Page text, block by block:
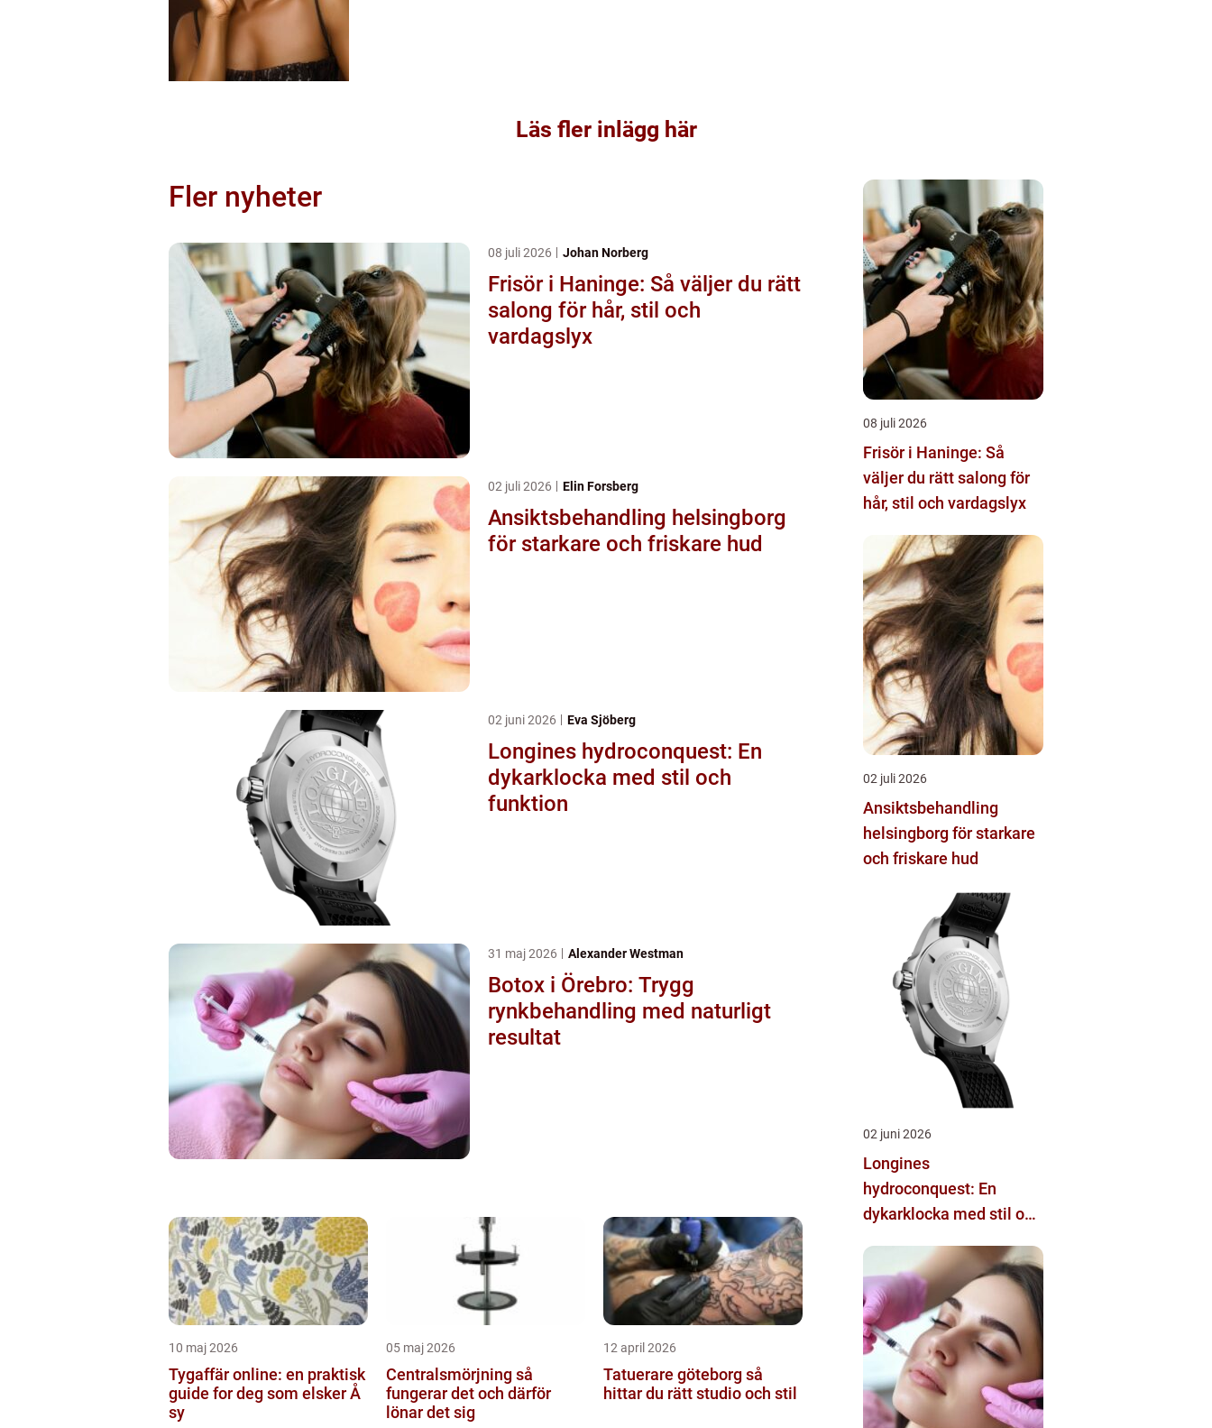
Läs fler inlägg här
Fler nyheter
08 juli 2026 Johan Norberg
Frisör i Haninge: Så väljer du rätt
salong för hår, stil och
vardagslyx
02 juli 2026 Elin Forsberg
Ansiktsbehandling helsingborg
för starkare och friskare hud
02 juni 2026 Eva Sjöberg
Longines hydroconquest: En
dykarklocka med stil och
funktion
31 maj 2026 Alexander Westman
Botox i Örebro: Trygg
rynkbehandling med naturligt
resultat
10 maj 2026
Tygaffär online: en praktisk
guide for deg som elsker Å
sy
05 maj 2026
Centralsmörjning så
fungerar det och därför
lönar det sig
12 april 2026
Tatuerare göteborg så
hittar du rätt studio och stil
08 juli 2026
Frisör i Haninge: Så
väljer du rätt salong för
hår, stil och vardagslyx
02 juli 2026
Ansiktsbehandling
helsingborg för starkare
och friskare hud
02 juni 2026
Longines
hydroconquest: En
dykarklocka med stil och